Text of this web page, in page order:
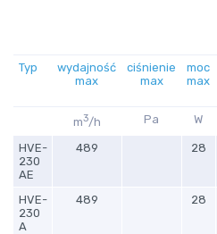
Typ
wydajność
max
ciśnienie
max
moc
max
m3/h Pa W
HVE-
230
AE
489 28
HVE-
230
A
489 28